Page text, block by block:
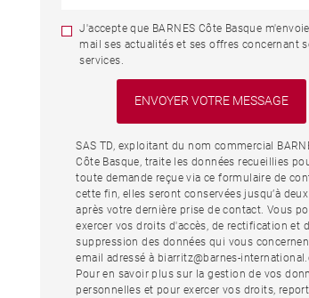
J'accepte que BARNES Côte Basque
mail ses actualités et ses offres concernant
services.
SAS TD, exploitant du nom commercial
Côte Basque, traite les données recueillies
toute demande reçue via ce formulaire de
cette fin, elles seront conservées jusqu’à
après votre dernière prise de contact. Vous
exercer vos droits d'accès, de rectification et
suppression des données qui vous
email adressé à biarritz@barnes-
Pour en savoir plus sur la gestion de vos
personnelles et pour exercer vos droits,